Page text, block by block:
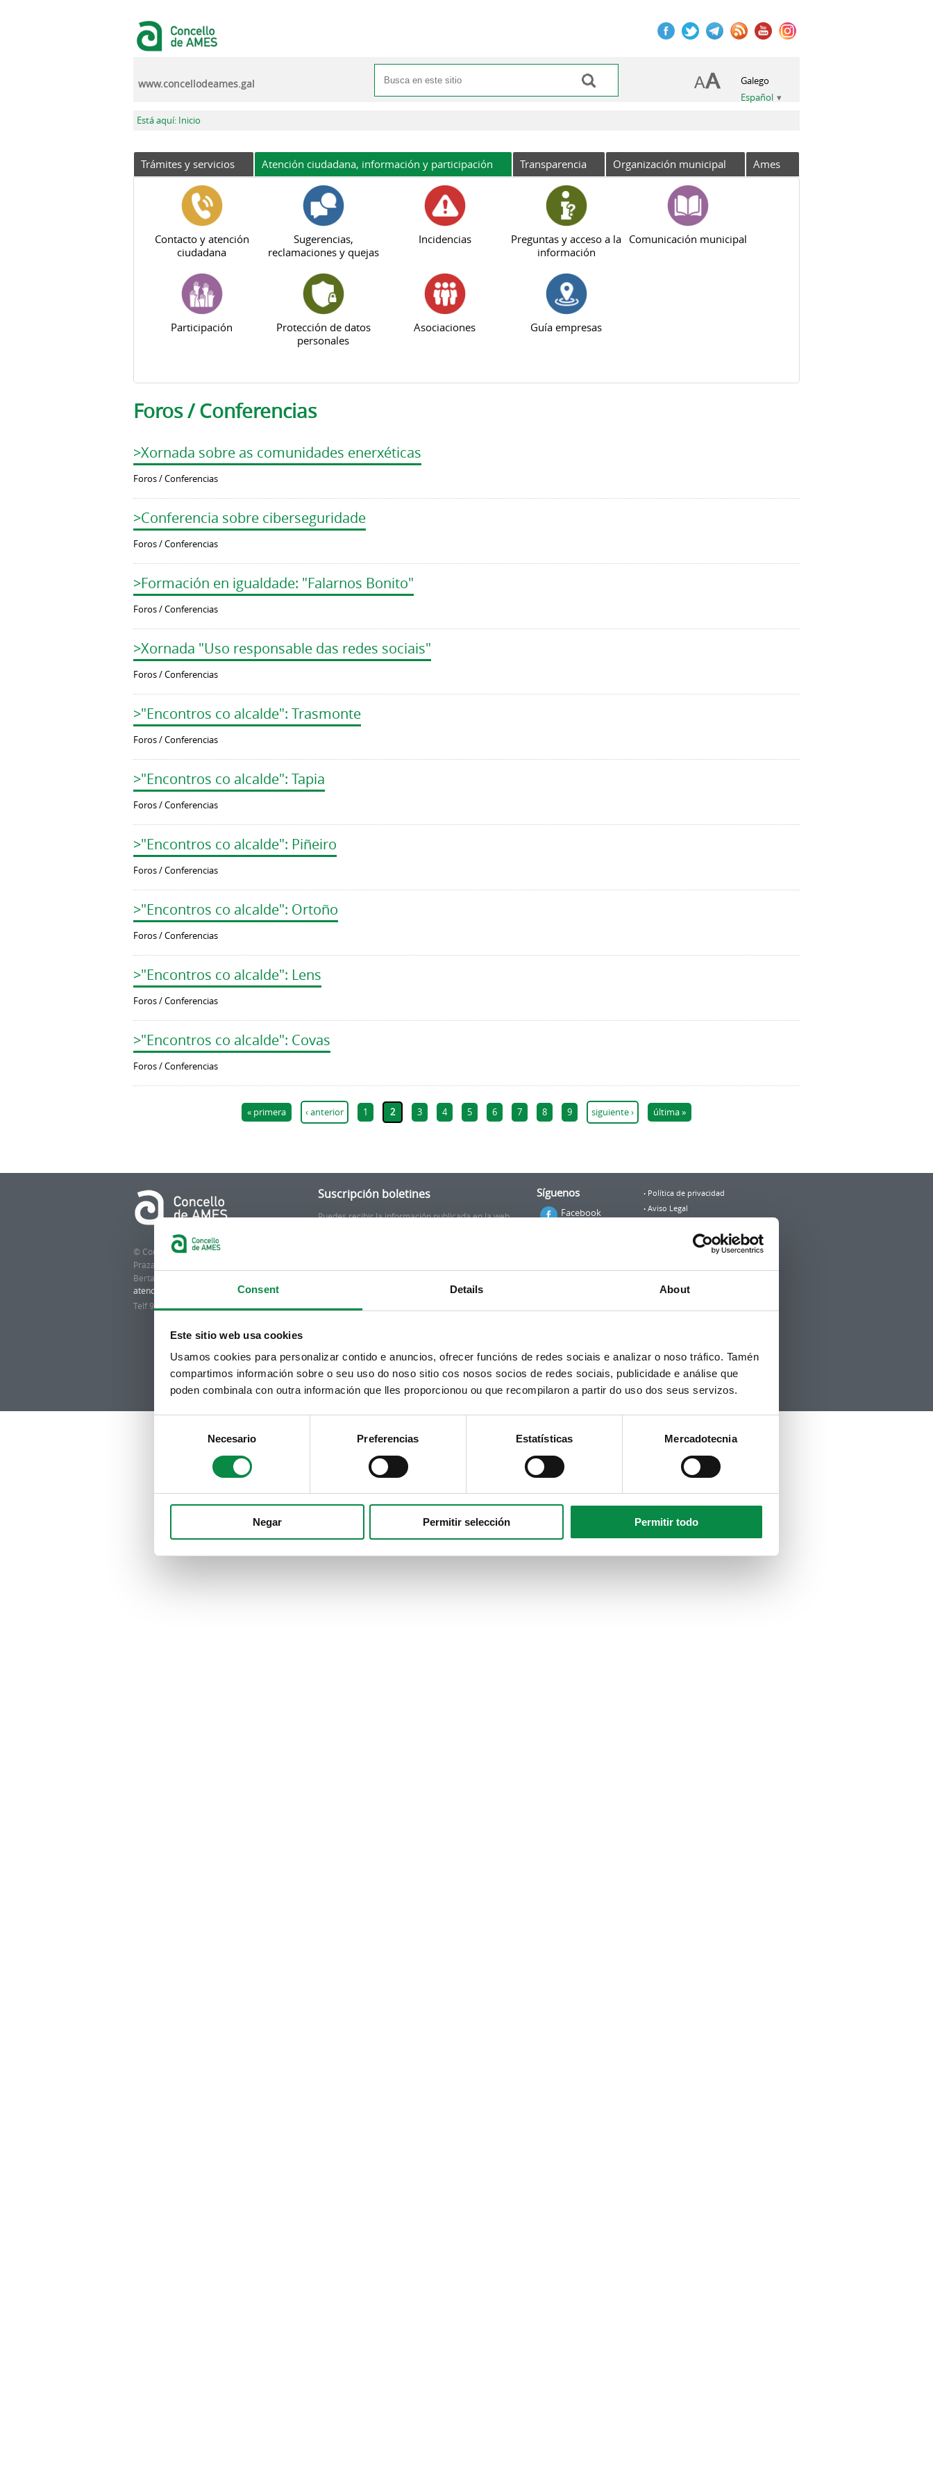
Consent Details About
Este sitio web usa cookies
Usamos cookies para personalizar contido e anuncios, ofrecer funcións de redes sociais e analizar o noso tráfico. Tamén
compartimos información sobre o seu uso do noso sitio cos nosos socios de redes sociais, publicidade e análise que
poden combinala con outra información que lles proporcionou ou que recompilaron a partir do uso dos seus servizos.
Necesario Preferencias Estatísticas Mercadotecnia
Negar Permitir selección Permitir todo
Formulario de búsqueda
Buscar
Galego
Español
www.concellodeames.gal
Se encuentra usted aquí
Está aquí: Inicio
Trámites y servicios Atención ciudadana, información y participación Transparencia Organización municipal Ames
Contacto y atención
ciudadana
Sugerencias,
reclamaciones y quejas
Incidencias
Preguntas y acceso a la
información
Comunicación municipal
Participación
Protección de datos
personales
Asociaciones Guía empresas
Foros / Conferencias
>Xornada sobre as comunidades enerxéticas
Foros / Conferencias
>Conferencia sobre ciberseguridade
Foros / Conferencias
>Formación en igualdade: "Falarnos Bonito"
Foros / Conferencias
>Xornada "Uso responsable das redes sociais"
Foros / Conferencias
>"Encontros co alcalde": Trasmonte
Foros / Conferencias
>"Encontros co alcalde": Tapia
Foros / Conferencias
>"Encontros co alcalde": Piñeiro
Foros / Conferencias
>"Encontros co alcalde": Ortoño
Foros / Conferencias
>"Encontros co alcalde": Lens
Foros / Conferencias
>"Encontros co alcalde": Covas
Foros / Conferencias
« primera ‹ anterior 1 2 3 4 5 6 7 8 9 siguiente › última »
© Concello de Ames
Praza do Concello, 2 |15220
Bertamiráns (Ames)
Telf 981 883 002 | Fax 981 883 925
Suscripción boletines
Puedes recibir la información publicada en la web
Síguenos
Facebook
RSS
Política de privacidad
Aviso Legal
Politicas de Cookies
Hemeroteca